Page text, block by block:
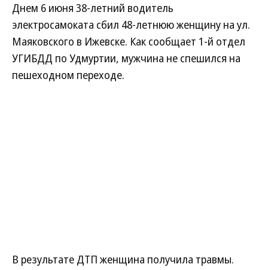
Днем 6 июня 38-летний водитель
электросамоката сбил 48-летнюю женщину на ул.
Маяковского в Ижевске. Как сообщает 1-й отдел
УГИБДД по Удмуртии, мужчина не спешился на
пешеходном переходе.
В результате ДТП женщина получила травмы.